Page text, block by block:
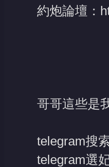
約炮論壇：
哥哥這些是
telegram搜
telegram選